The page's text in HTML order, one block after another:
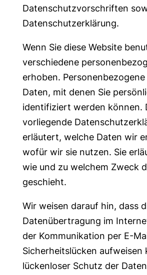
Datenschutzvorschriften
Datenschutzerklärung.
Wenn Sie diese Website
verschiedene
erhoben.
Daten, mit denen Sie
identifiziert werden können.
vorliegende
erläutert, welche Daten wir
wofür wir sie nutzen. Sie
wie und zu welchem Zweck
geschieht.
Wir weisen darauf hin, dass
Datenübertragung im
der Kommunikation per E-
Sicherheitslücken aufweisen
lückenloser Schutz der